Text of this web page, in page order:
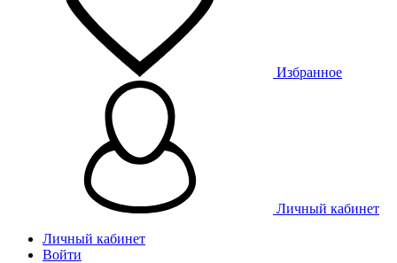
Избранное
Личный кабинет
Личный кабинет
Войти